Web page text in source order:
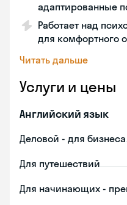
адаптированные
Работает над
для комфортного
Читать дальше
Услуги и цены
Английский язык
Деловой - для бизнеса
Для путешествий
Для начинающих -